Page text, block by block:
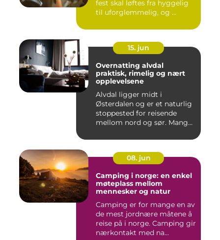
fest skal løftes fra hyggelig
til uforglemmelig, og ...
15. jun
Overnatting alvdal
praktisk, rimelig og nært
opplevelsene
Alvdal ligger midt i
Østerdalen og er et naturlig
stoppested for reisende
mellom nord og sør. Mange
08. jun
Camping i norge: en enkel
møteplass mellom
mennesker og natur
Camping er for mange en av
de mest jordnære måtene å
reise på i norge. Camping gir
nærkontakt med na...